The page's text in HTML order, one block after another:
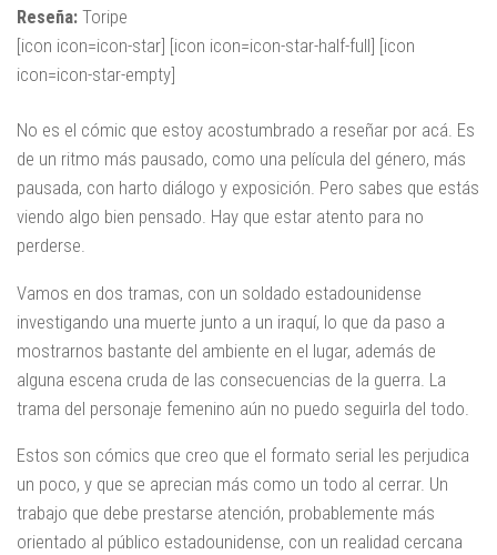
Reseña: Toripe
[icon icon=icon-star] [icon icon=icon-star-half-full] [icon
icon=icon-star-empty]
No es el cómic que estoy acostumbrado a reseñar por acá. Es
de un ritmo más pausado, como una película del género, más
pausada, con harto diálogo y exposición. Pero sabes que estás
viendo algo bien pensado. Hay que estar atento para no
perderse.
Vamos en dos tramas, con un soldado estadounidense
investigando una muerte junto a un iraquí, lo que da paso a
mostrarnos bastante del ambiente en el lugar, además de
alguna escena cruda de las consecuencias de la guerra. La
trama del personaje femenino aún no puedo seguirla del todo.
Estos son cómics que creo que el formato serial les perjudica
un poco, y que se aprecian más como un todo al cerrar. Un
trabajo que debe prestarse atención, probablemente más
orientado al público estadounidense, con un realidad cercana